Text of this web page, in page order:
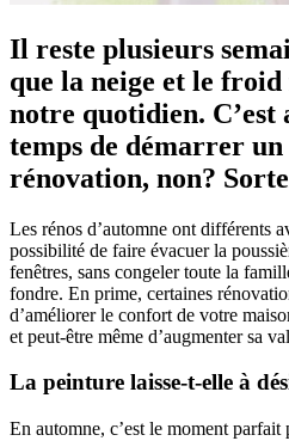
Il reste plusieurs
que la neige et le
notre quotidien. C’est
temps de démarrer un
rénovation, non?
Les rénos d’automne ont différents
possibilité de faire évacuer la
fenêtres, sans congeler toute la
fondre. En prime, certaines
d’améliorer le confort de votre
et peut-être même d’augmenter sa
La peinture laisse-t-elle à
En automne, c’est le moment